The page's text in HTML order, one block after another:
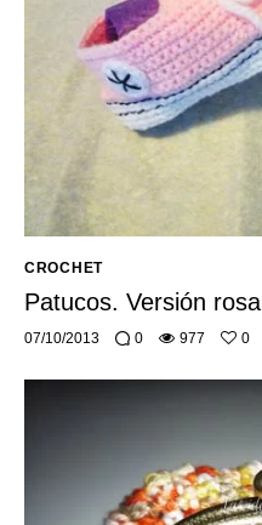
CROCHET
Patucos. Versión rosa
07/10/2013 0 977 0